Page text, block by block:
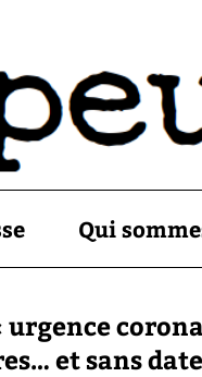
Qui
urgence
et sans